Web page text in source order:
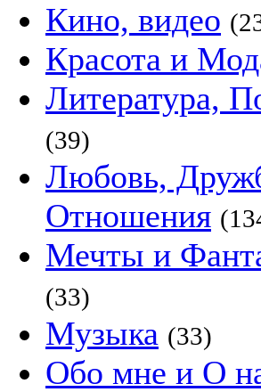
Кино, видео
Красота и
Литература,
(39)
Любовь,
Отношения
Мечты и
(33)
Музыка (33)
Обо мне и О